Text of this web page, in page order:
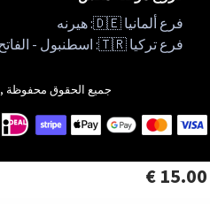
15.00 €
فرع ألمانيا 🇩🇪: هيرنه
فرع تركيا 🇹🇷: اسطنبول - الفاتح
جميع الحقوق محفوظة , Moda Mix, 2026 ©